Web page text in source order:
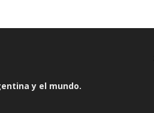
y el mundo.